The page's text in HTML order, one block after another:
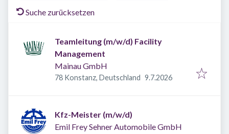
Suche zurücksetzen
Teamleitung (m/w/d) Facility
Management
Mainau GmbH
78 Konstanz, Deutschland Veröffentlicht
9.7.2026
Kfz-Meister (m/w/d)
Emil Frey Sehner Automobile GmbH